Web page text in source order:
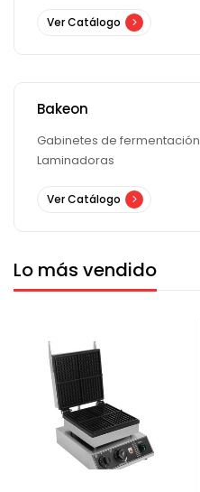
Ver Catálogo
Bakeon
Gabinetes de fermentación
Laminadoras
Ver Catálogo
Lo más vendido